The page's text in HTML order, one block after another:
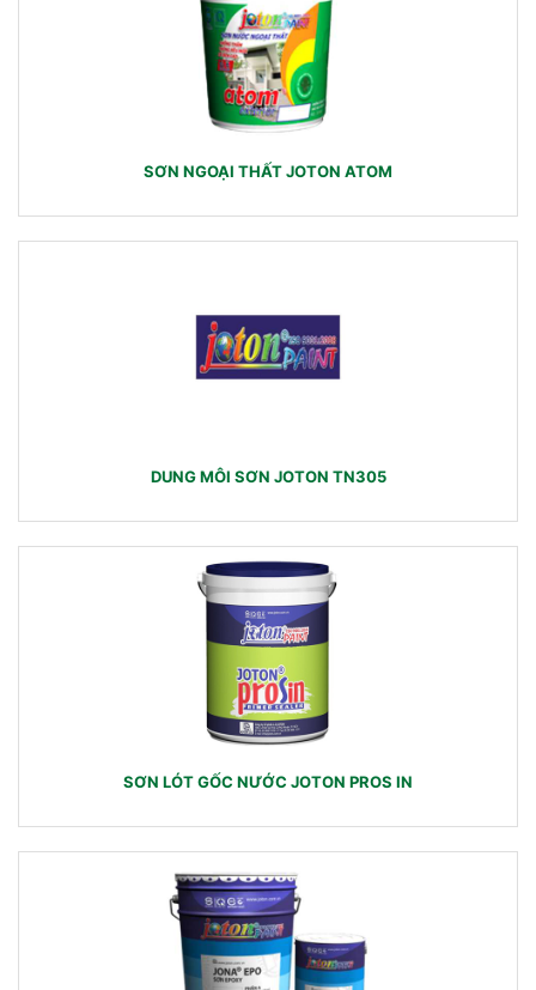
SƠN NGOẠI THẤT JOTON ATOM
DUNG MÔI SƠN JOTON TN305
SƠN LÓT GỐC NƯỚC JOTON PROS IN